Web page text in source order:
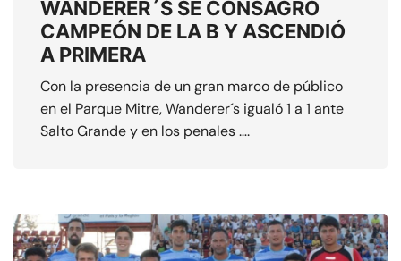
WANDERER´S SE CONSAGRÓ
CAMPEÓN DE LA B Y ASCENDIÓ
A PRIMERA
Con la presencia de un gran marco de público
en el Parque Mitre, Wanderer´s igualó 1 a 1 ante
Salto Grande y en los penales ….